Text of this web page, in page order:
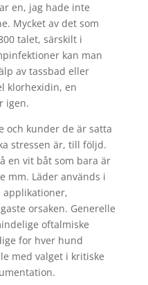
en, jag hade inte
Mycket av det som
talet, särskilt i
kan man
av tassbad eller
klorhexidin, en
igen.
och kunder de är satta
stressen är, till följd.
en vit båt som bara är
mm. Läder används i
applikationer,
orsaken. Generelle
oftalmiske
for hver hund
med valget i kritiske